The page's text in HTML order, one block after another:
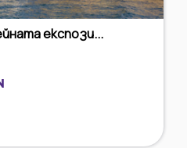
експози...